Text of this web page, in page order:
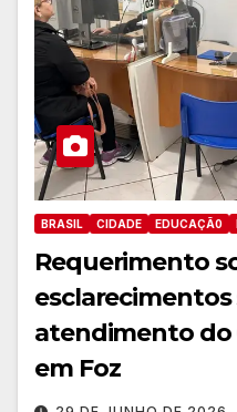
BRASIL CIDADE EDUCAÇÃ0
Requerimento
esclarecimentos
atendimento do
em Foz